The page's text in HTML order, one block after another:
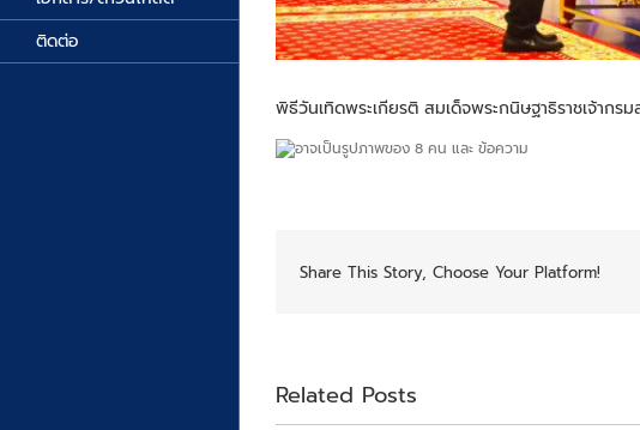
ติดต่อ
พิธีวันเทิดพระเกียรติ สมเด็จพระกนิษฐาธิราชเจ้ากร
Share This Story, Choose Your Platform!
Related Posts